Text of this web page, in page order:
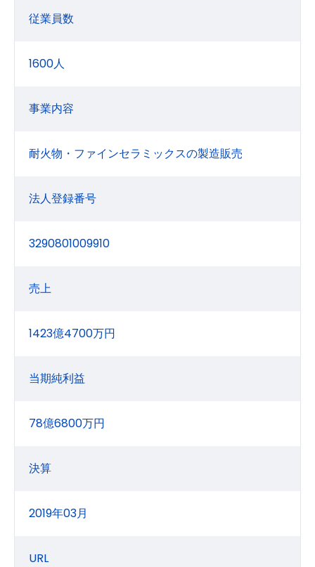
従業員数
1600人
事業内容
耐火物・ファインセラミックスの製造販売
法人登録番号
3290801009910
売上
1423億4700万円
当期純利益
78億6800万円
決算
2019年03月
URL